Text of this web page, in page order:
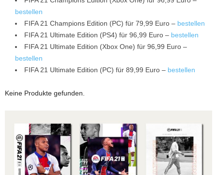
bestellen
FIFA 21 Champions Edition (PC) für 79,99 Euro – bestellen
FIFA 21 Ultimate Edition (PS4) für 96,99 Euro – bestellen
FIFA 21 Ultimate Edition (Xbox One) für 96,99 Euro –
bestellen
FIFA 21 Ultimate Edition (PC) für 89,99 Euro – bestellen
Keine Produkte gefunden.